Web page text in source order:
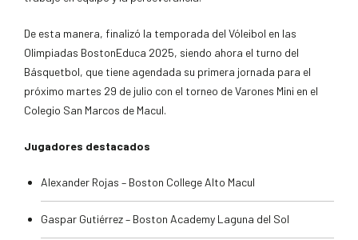
De esta manera, finalizó la temporada del Vóleibol en las
Olimpiadas BostonEduca 2025, siendo ahora el turno del
Básquetbol, que tiene agendada su primera jornada para el
próximo martes 29 de julio con el torneo de Varones Mini en el
Colegio San Marcos de Macul.
Jugadores destacados
Alexander Rojas – Boston College Alto Macul
Gaspar Gutiérrez – Boston Academy Laguna del Sol